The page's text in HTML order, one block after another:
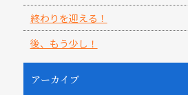
終わりを迎える！
後、もう少し！
アーカイブ